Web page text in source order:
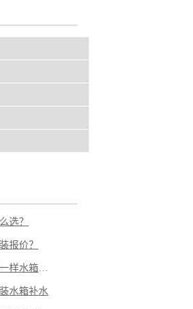
选？
报价？
水箱补水